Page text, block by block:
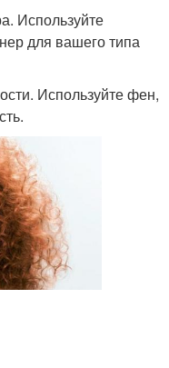
Используйте
для вашего типа
Используйте фен,